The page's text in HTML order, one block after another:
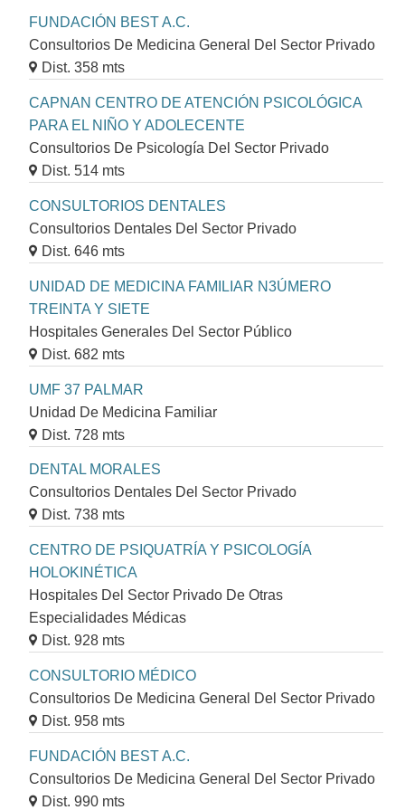
FUNDACIÓN BEST A.C.
Consultorios De Medicina General Del Sector Privado
Dist. 358 mts
CAPNAN CENTRO DE ATENCIÓN PSICOLÓGICA
PARA EL NIÑO Y ADOLECENTE
Consultorios De Psicología Del Sector Privado
Dist. 514 mts
CONSULTORIOS DENTALES
Consultorios Dentales Del Sector Privado
Dist. 646 mts
UNIDAD DE MEDICINA FAMILIAR N3ÚMERO
TREINTA Y SIETE
Hospitales Generales Del Sector Público
Dist. 682 mts
UMF 37 PALMAR
Unidad De Medicina Familiar
Dist. 728 mts
DENTAL MORALES
Consultorios Dentales Del Sector Privado
Dist. 738 mts
CENTRO DE PSIQUATRÍA Y PSICOLOGÍA
HOLOKINÉTICA
Hospitales Del Sector Privado De Otras
Especialidades Médicas
Dist. 928 mts
CONSULTORIO MÉDICO
Consultorios De Medicina General Del Sector Privado
Dist. 958 mts
FUNDACIÓN BEST A.C.
Consultorios De Medicina General Del Sector Privado
Dist. 990 mts